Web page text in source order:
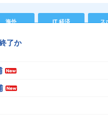
海外 IT 経済 ス
了か